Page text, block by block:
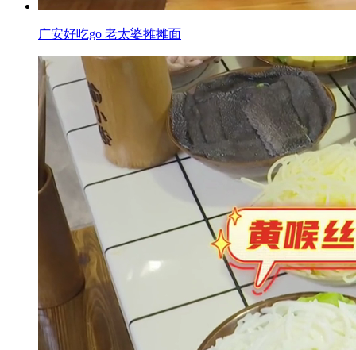
广安好吃go 老太婆摊摊面